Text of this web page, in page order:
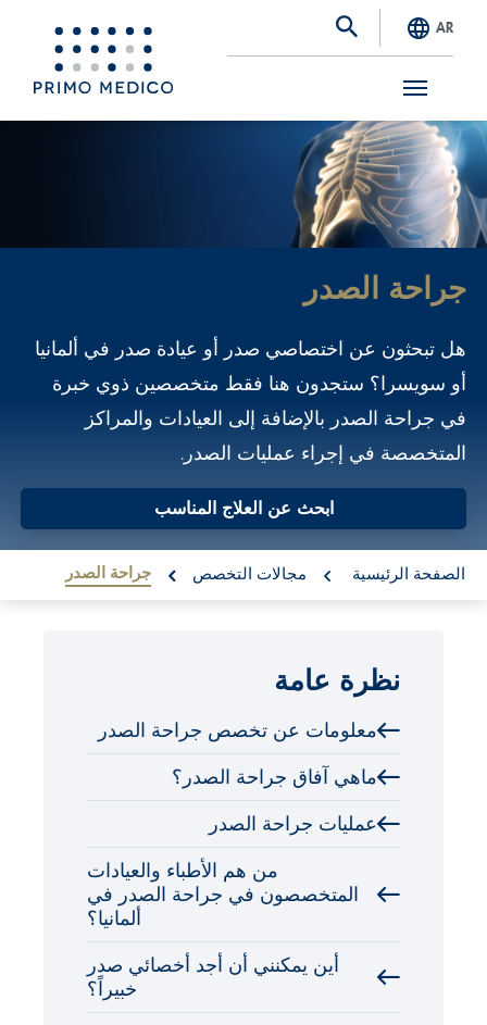
S
k
i
p
AR
جراحة الصدر
هل تبحثون عن اختصاصي صدر أو عيادة صدر في ألمانيا
أو سويسرا؟ ستجدون هنا فقط متخصصين ذوي خبرة
في جراحة الصدر بالإضافة إلى العيادات والمراكز
المتخصصة في إجراء عمليات الصدر.
ابحث عن العلاج المناسب
الصفحة الرئيسية مجالات التخصص جراحة الصدر
نظرة عامة
معلومات عن تخصص جراحة الصدر
ماهي آفاق جراحة الصدر؟
عمليات جراحة الصدر
من هم الأطباء والعيادات
المتخصصون في جراحة الصدر في
ألمانيا؟
أين يمكنني أن أجد أخصائي صدر
خبيراً؟